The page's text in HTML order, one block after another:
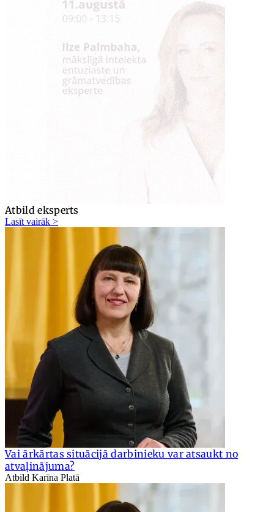
Atbild eksperts
Lasīt vairāk >
Vai ārkārtas situācijā darbinieku var atsaukt no
atvaļinājuma?
Atbild Karīna Platā